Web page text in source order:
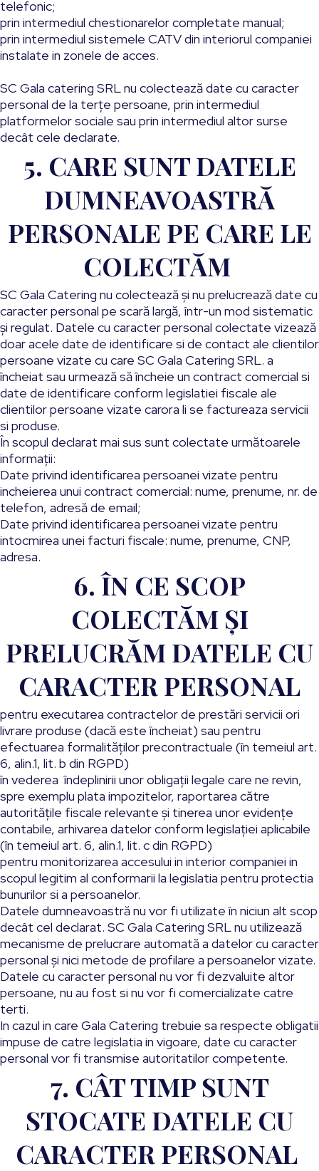
telefonic;
prin intermediul chestionarelor completate manual;
prin intermediul sistemele CATV din interiorul companiei
instalate in zonele de acces.
SC Gala catering SRL nu colectează date cu caracter
personal de la terţe persoane, prin intermediul
platformelor sociale sau prin intermediul altor surse
decât cele declarate.
5. CARE SUNT DATELE
DUMNEAVOASTRĂ
PERSONALE PE CARE LE
COLECTĂM
SC Gala Catering nu colectează şi nu prelucrează date cu
caracter personal pe scară largă, într-un mod sistematic
şi regulat. Datele cu caracter personal colectate vizează
doar acele date de identificare si de contact ale clientilor
persoane vizate cu care SC Gala Catering SRL. a
încheiat sau urmează să încheie un contract comercial si
date de identificare conform legislatiei fiscale ale
clientilor persoane vizate carora li se factureaza servicii
si produse.
În scopul declarat mai sus sunt colectate următoarele
informaţii:
Date privind identificarea persoanei vizate pentru
incheierea unui contract comercial: nume, prenume, nr. de
telefon, adresă de email;
Date privind identificarea persoanei vizate pentru
intocmirea unei facturi fiscale: nume, prenume, CNP,
adresa.
6. ÎN CE SCOP
COLECTĂM ŞI
PRELUCRĂM DATELE CU
CARACTER PERSONAL
pentru executarea contractelor de prestări servicii ori
livrare produse (dacă este încheiat) sau pentru
efectuarea formalităților precontractuale (în temeiul art.
6, alin.1, lit. b din RGPD)
în vederea îndeplinirii unor obligații legale care ne revin,
spre exemplu plata impozitelor, raportarea către
autoritățile fiscale relevante și tinerea unor evidențe
contabile, arhivarea datelor conform legislației aplicabile
(în temeiul art. 6, alin.1, lit. c din RGPD)
pentru monitorizarea accesului in interior companiei in
scopul legitim al conformarii la legislatia pentru protectia
bunurilor si a persoanelor.
Datele dumneavoastră nu vor fi utilizate în niciun alt scop
decât cel declarat. SC Gala Catering SRL nu utilizează
mecanisme de prelucrare automată a datelor cu caracter
personal şi nici metode de profilare a persoanelor vizate.
Datele cu caracter personal nu vor fi dezvaluite altor
persoane, nu au fost si nu vor fi comercializate catre
terti.
In cazul in care Gala Catering trebuie sa respecte obligatii
impuse de catre legislatia in vigoare, date cu caracter
personal vor fi transmise autoritatilor competente.
7. CÂT TIMP SUNT
STOCATE DATELE CU
CARACTER PERSONAL